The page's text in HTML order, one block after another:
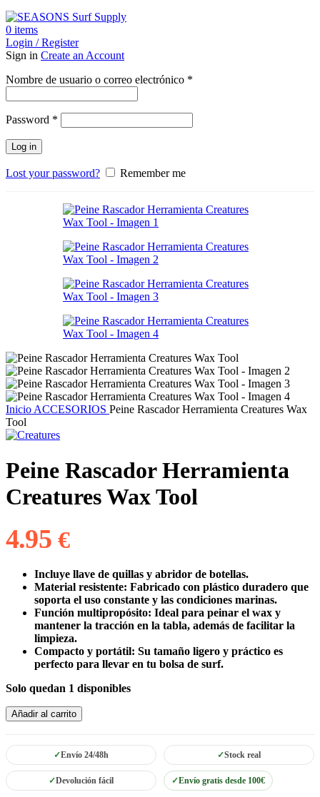
0 items
Login / Register
Sign in Create an Account
Nombre de usuario o correo electrónico *
Password *
Log in
Lost your password? Remember me
Inicio ACCESORIOS Peine Rascador Herramienta Creatures Wax
Tool
Peine Rascador Herramienta
Creatures Wax Tool
4.95 €
Incluye llave de quillas y abridor de botellas.
Material resistente: Fabricado con plástico duradero que
soporta el uso constante y las condiciones marinas.
Función multipropósito: Ideal para peinar el wax y
mantener la tracción en la tabla, además de facilitar la
limpieza.
Compacto y portátil: Su tamaño ligero y práctico es
perfecto para llevar en tu bolsa de surf.
Solo quedan 1 disponibles
Peine
Rascador
Creatures
Wax
Tool
cantidad
Añadir al carrito
Envío 24/48h Stock real
Devolución fácil Envío gratis desde 100€